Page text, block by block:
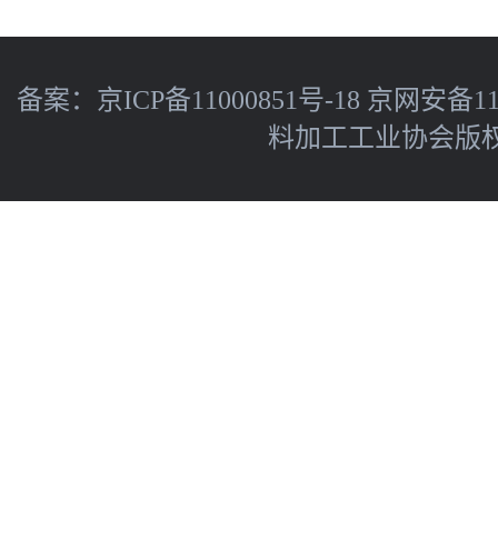
备案： 京ICP备11000851号-18 京网安备
料加工工业协会版